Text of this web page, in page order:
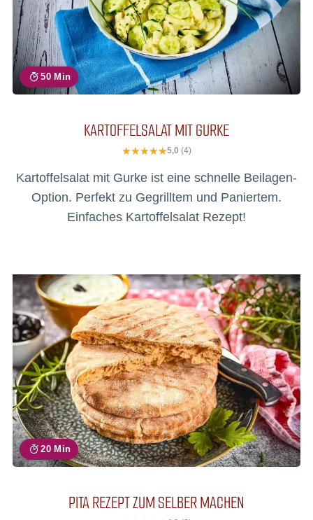
50 Min
KARTOFFELSALAT MIT GURKE
5,0 (4)
Kartoffelsalat mit Gurke ist eine schnelle Beilagen-
Option. Perfekt zu Gegrilltem und Paniertem.
Einfaches Kartoffelsalat Rezept!
20 Min
PITA REZEPT ZUM SELBER MACHEN